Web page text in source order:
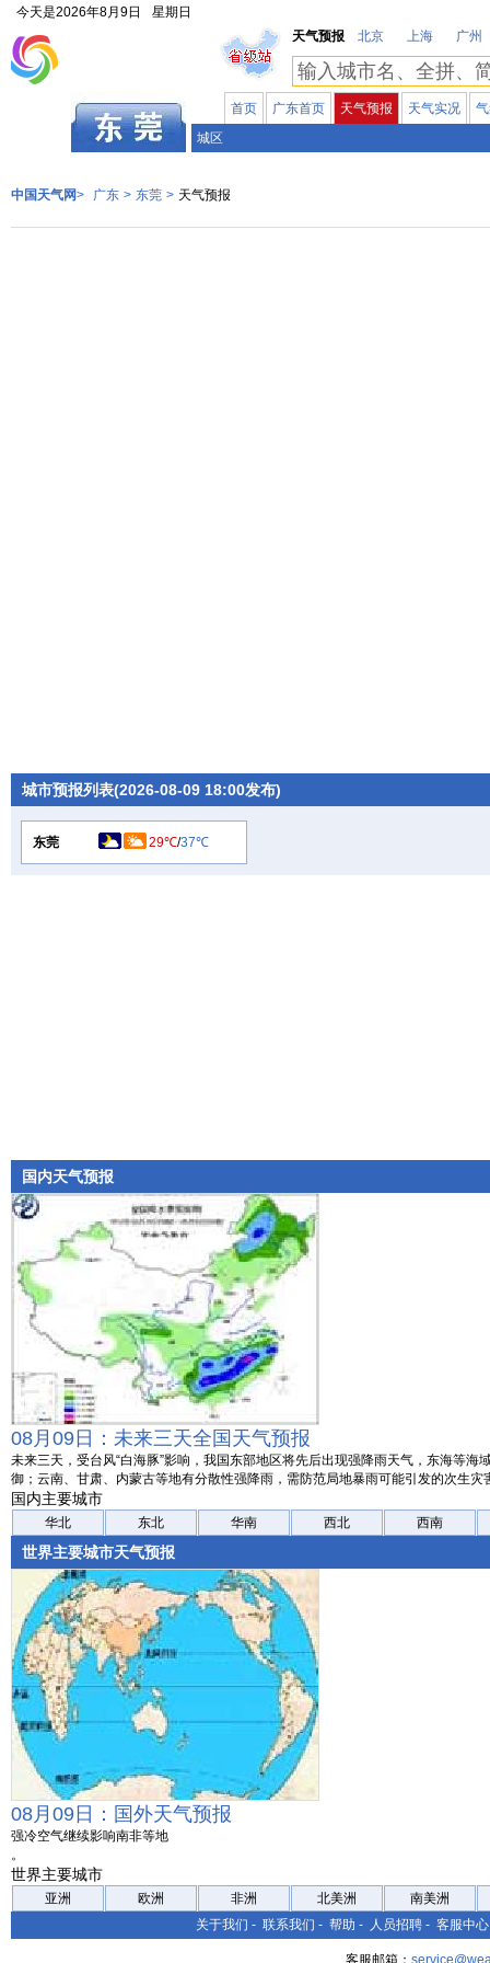
今天是2026年8月9日
星期日
天气预报
北京 上海 广州
首页 广东首页 天气预报 天气实况
城区
中国天气网> 广东 > 东莞 > 天气预报
城市预报列表(2026-08-09 18:00发布)
东莞 29℃/37℃
国内天气预报
08月09日：未来三天全国天气预报
未来三天，受台风“白海豚”影响，我国东部地区将先后出现强降雨天气，东海等海
御；云南、甘肃、内蒙古等地有分散性强降雨，需防范局地暴雨可能引发的次生灾
国内主要城市
华北 东北 华南 西北 西南
世界主要城市天气预报
08月09日：国外天气预报
强冷空气继续影响南非等地
。
世界主要城市
亚洲 欧洲 非洲 北美洲
南美洲
关于我们 - 联系我们 - 帮助 - 人员招聘 - 客服中心
客服邮箱：